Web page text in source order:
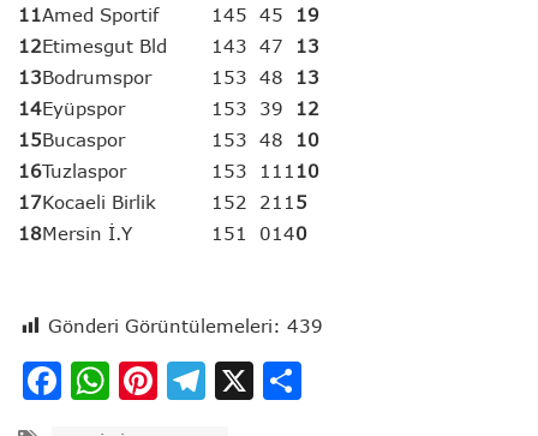
11Amed Sportif 145 45
19
12Etimesgut Bld 143 47
13
13Bodrumspor 153 48
13
14Eyüpspor 153 39
12
15Bucaspor 153 48
10
16Tuzlaspor 153 1 11 10
17Kocaeli Birlik 152 2 11 5
18Mersin İ.Y 151 0140
Gönderi Görüntülemeleri: 439
Facebook
WhatsApp
Pinterest
Telegram
X